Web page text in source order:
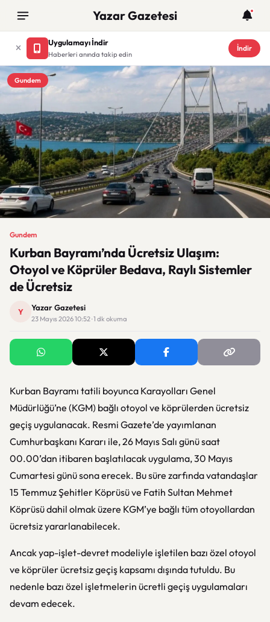
Yazar Gazetesi
Uygulamayı İndir
Haberleri anında takip edin
İndir
Gundem
Gundem
Kurban Bayramı’nda Ücretsiz Ulaşım:
Otoyol ve Köprüler Bedava, Raylı Sistemler
de Ücretsiz
Y Yazar Gazetesi
23 Mayıs 2026 10:52 · 1 dk okuma
Kurban Bayramı tatili boyunca Karayolları Genel
Müdürlüğü’ne (KGM) bağlı otoyol ve köprülerden ücretsiz
geçiş uygulanacak. Resmi Gazete’de yayımlanan
Cumhurbaşkanı Kararı ile, 26 Mayıs Salı günü saat
00.00’dan itibaren başlatılacak uygulama, 30 Mayıs
Cumartesi günü sona erecek. Bu süre zarfında vatandaşlar
15 Temmuz Şehitler Köprüsü ve Fatih Sultan Mehmet
Köprüsü dahil olmak üzere KGM’ye bağlı tüm otoyollardan
ücretsiz yararlanabilecek.
Ancak yap-işlet-devret modeliyle işletilen bazı özel otoyol
ve köprüler ücretsiz geçiş kapsamı dışında tutuldu. Bu
nedenle bazı özel işletmelerin ücretli geçiş uygulamaları
devam edecek.